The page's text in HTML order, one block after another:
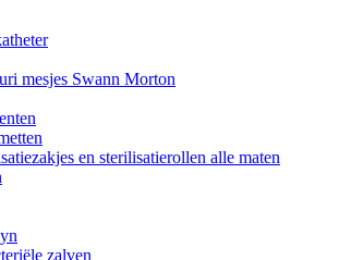
mesjes Swann Morton
en sterilisatierollen alle maten
zalven